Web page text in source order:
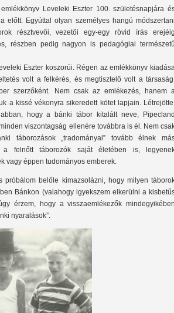
Leveleki Eszter 100. születésnapjára
előtt. Egyúttal olyan személyes hangú módszertani
résztvevői, vezetői egy-egy rövid írás erejéig
részben pedig nagyon is pedagógiai természetű
Eszter koszorúi. Régen az emlékkönyv
volt a felkérés, és megtisztelő volt a
szerzőként. Nem csak az emlékezés, hanem
a kissé vékonyra sikeredett kötet lapjain.
hogy a bánki tábor kitalált neve, Pipecland
viszontagság ellenére továbbra is él. Nem
táborozások „tradományai” tovább élnek
felnőtt táborozók saját életében is,
vagy éppen tudományos emberek.
próbálom belőle kimazsolázni, hogy milyen
Bánkon (valahogy igyekszem elkerülni a
érzem, hogy a visszaemlékezők mindegyikében
nyaralások”.